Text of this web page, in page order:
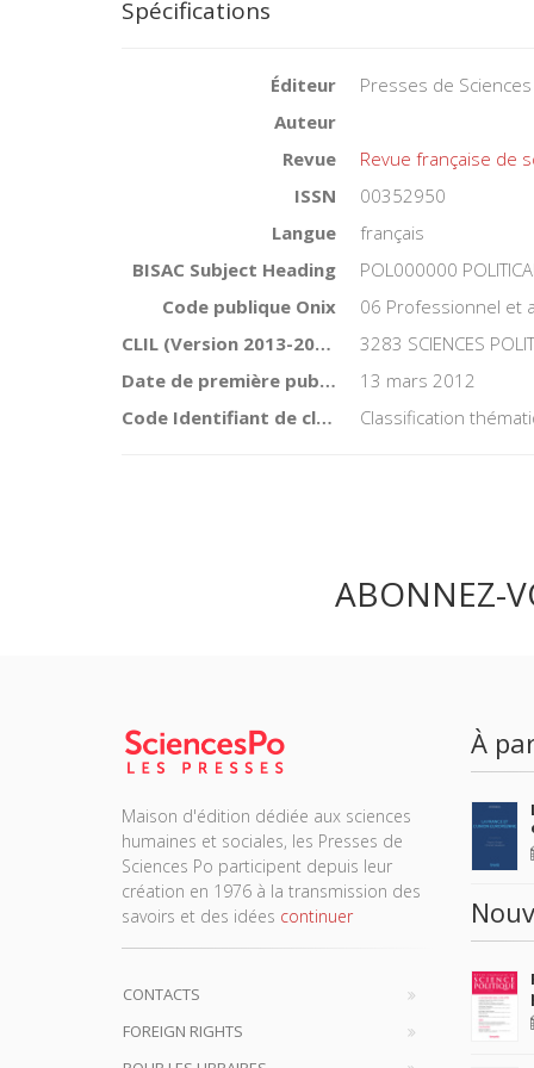
Spécifications
Éditeur
Presses de Sciences
Auteur
Revue
Revue française de
ISSN
00352950
Langue
français
BISAC Subject Heading
POL000000
Code publique Onix
06 Professionnel et
CLIL (Version 2013-2019 )
3283 SCIENCES
Date de première publication du titre
13 mars 2012
Code Identifiant de classement sujet
Classification
ABONNEZ-
Maison d'édition dédiée aux sciences
humaines et sociales, les Presses de
Sciences Po participent depuis leur
création en 1976 à la transmission des
savoirs et des idées continuer
CONTACTS
FOREIGN RIGHTS
À